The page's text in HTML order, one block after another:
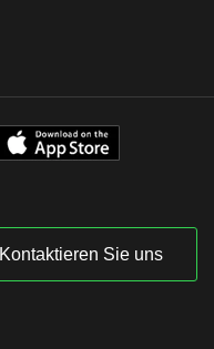
Kontaktieren Sie uns